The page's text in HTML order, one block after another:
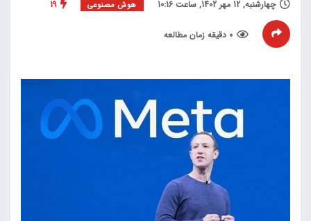
چهارشنبه, 12 مهر 1402, ساعت 10:16 هوش مصنوعی 19
0 دقیقه زمان مطالعه